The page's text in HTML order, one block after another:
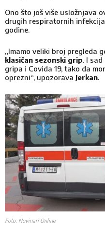
Ono što još više usložnjava
drugih respiratornih
godine.
„Imamo veliki broj pregleda
klasičan sezonski grip. I
gripa i Covida 19, tako da
oprezni“, upozorava Jerkan.
Foto: Novinari Online